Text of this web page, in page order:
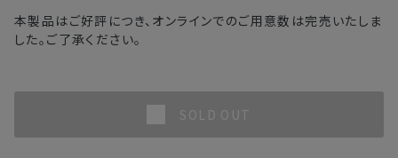
本製品はご好評につき、オンラインでのご用意数は完売いたしま
した。ご了承ください。
SOLD OUT